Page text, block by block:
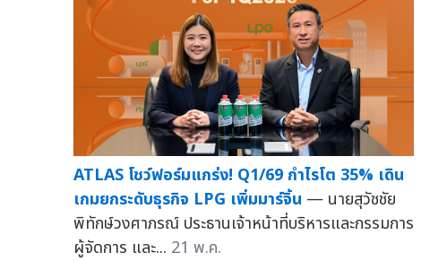
ATLAS โชว์ฟอร์มแกร่ง! Q1/69 กำไรโต 35% เดิน
เกมยกระดับธุรกิจ LPG เพิ่มมาร์จิ้น — นายสุวัชชัย
พิทักษ์วงศาภรณ์ ประธานเจ้าหน้าที่บริหารและกรรมการ
ผู้จัดการ และ... 21 พ.ค.